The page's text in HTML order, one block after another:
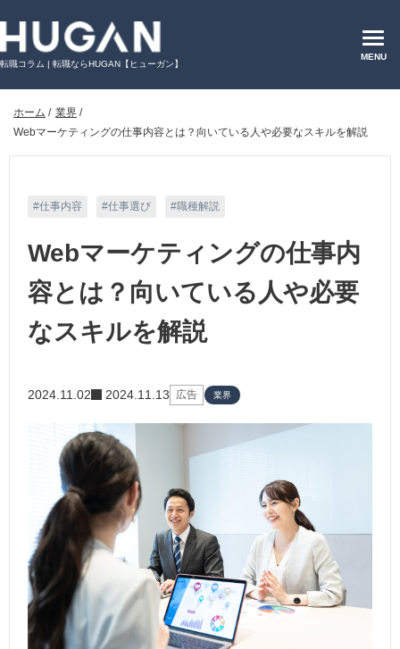
転職コラム | 転職ならHUGAN【ヒューガン】
MENU
ホーム / 業界 /
Webマーケティングの仕事内容とは？向いている人や必要なスキルを解説
仕事内容 仕事選び 職種解説
Webマーケティングの仕事内
容とは？向いている人や必要
なスキルを解説
2024.11.02 2024.11.13 広告 業界